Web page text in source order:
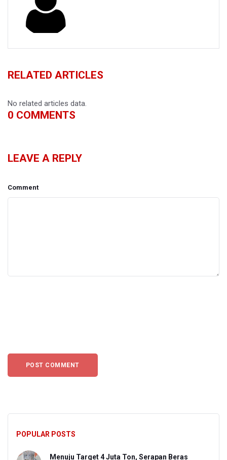
RELATED ARTICLES
No related articles data.
0 COMMENTS
LEAVE A REPLY
Comment
POPULAR POSTS
Menuju Target 4 Juta Ton, Serapan Beras